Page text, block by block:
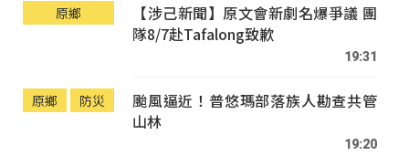
原鄉
【涉己新聞】原文會新劇名爆爭議 團
隊8/7赴Tafalong致歉
19:31
原鄉 防災
颱風逼近！普悠瑪部落族人勘查共管
山林
19:20